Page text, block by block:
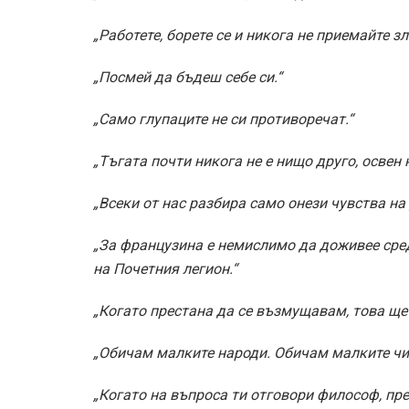
„Работете, борете се и никога не приемайте
„Посмей да бъдеш себе си.“
„Само глупаците не си противоречат.“
„Тъгата почти никога не е нищо друго,
„Всеки от нас разбира само онези чувства
„За французина е немислимо да доживее
на Почетния легион.“
„Когато престана да се възмущавам, това
„Обичам малките народи. Обичам малките
„Когато на въпроса ти отговори философ,